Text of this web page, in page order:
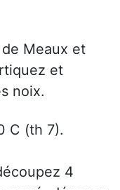
Meaux et
et
noix.
C (th 7).
4